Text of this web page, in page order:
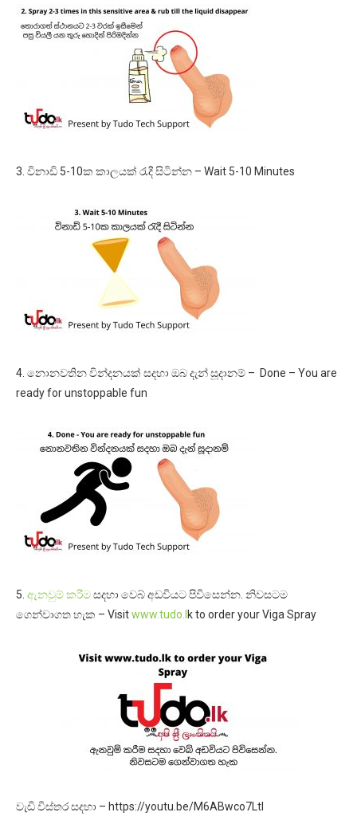
3. විනාඩි 5-10ක කාලයක් රැදී සිටින්න – Wait 5-10 Minutes
4. නොනවතින වින්දනයක් සදහා ඔබ දැන් සූදානම් – Done – You are
ready for unstoppable fun
5. ඇනවුම් කරීමසදහා වෙබ් අඩවියට පිවිසෙන්න. නිවසටම
ගෙන්වාගත හැක – Visitwww.tudo.l k to order your Viga Spray
වැඩි විස්තර සදහා – https://youtu.be/M6ABwco7LtI